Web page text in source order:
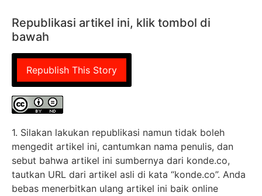
Republikasi artikel ini, klik tombol di
bawah
Republish This Story
1. Silakan lakukan republikasi namun tidak boleh
mengedit artikel ini, cantumkan nama penulis, dan
sebut bahwa artikel ini sumbernya dari konde.co,
tautkan URL dari artikel asli di kata “konde.co”. Anda
bebas menerbitkan ulang artikel ini baik online